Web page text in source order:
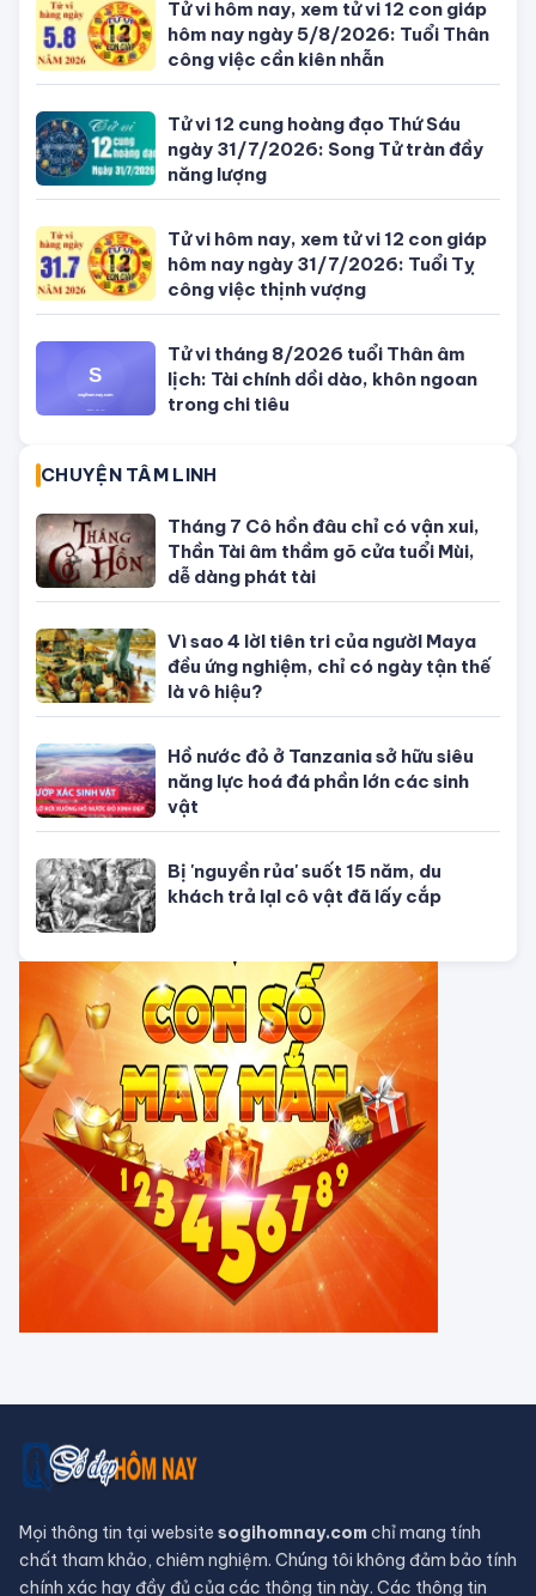
SỐ ĐẸP THEO NGÀY
Con số may mắn ngày hôm nay
04/08/2026 của 12 con giáp
Con số may mắn ngày hôm nay
03/08/2026 của 12 con giáp
Con số may mắn ngày hôm nay
02/08/2026 của 12 con giáp
Con số may mắn ngày hôm nay
TỬ VI CỦA 12 CON GIÁP
Tử vi hôm nay, xem tử vi 12 con giáp
hôm nay ngày 5/8/2026: Tuổi Thân
công việc cần kiên nhẫn
Tử vi 12 cung hoàng đạo Thứ Sáu
ngày 31/7/2026: Song Tử tràn đầy
năng lượng
Tử vi hôm nay, xem tử vi 12 con giáp
hôm nay ngày 31/7/2026: Tuổi Tỵ
công việc thịnh vượng
trong chi tiêu
CHUYỆN TÂM LINH
Tháng 7 Cô hồn đâu chỉ có vận xui,
Thần Tài âm thầm gõ cửa tuổi Mùi,
dễ dàng phát tài
Vì sao 4 lờI tiên tri của ngườI Maya
đều ứng nghiệm, chỉ có ngày tận thế
là vô hiệu?
khách trả lạI cô vật đã lấy cắp